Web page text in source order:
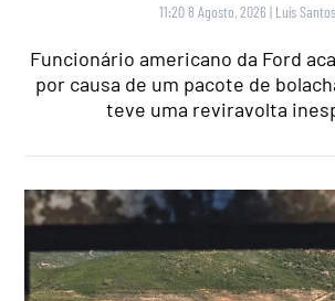
11:20 8 Agosto, 2026 | Luís Santos
Funcionário americano da Ford
por causa de um pacote de
teve uma reviravolta